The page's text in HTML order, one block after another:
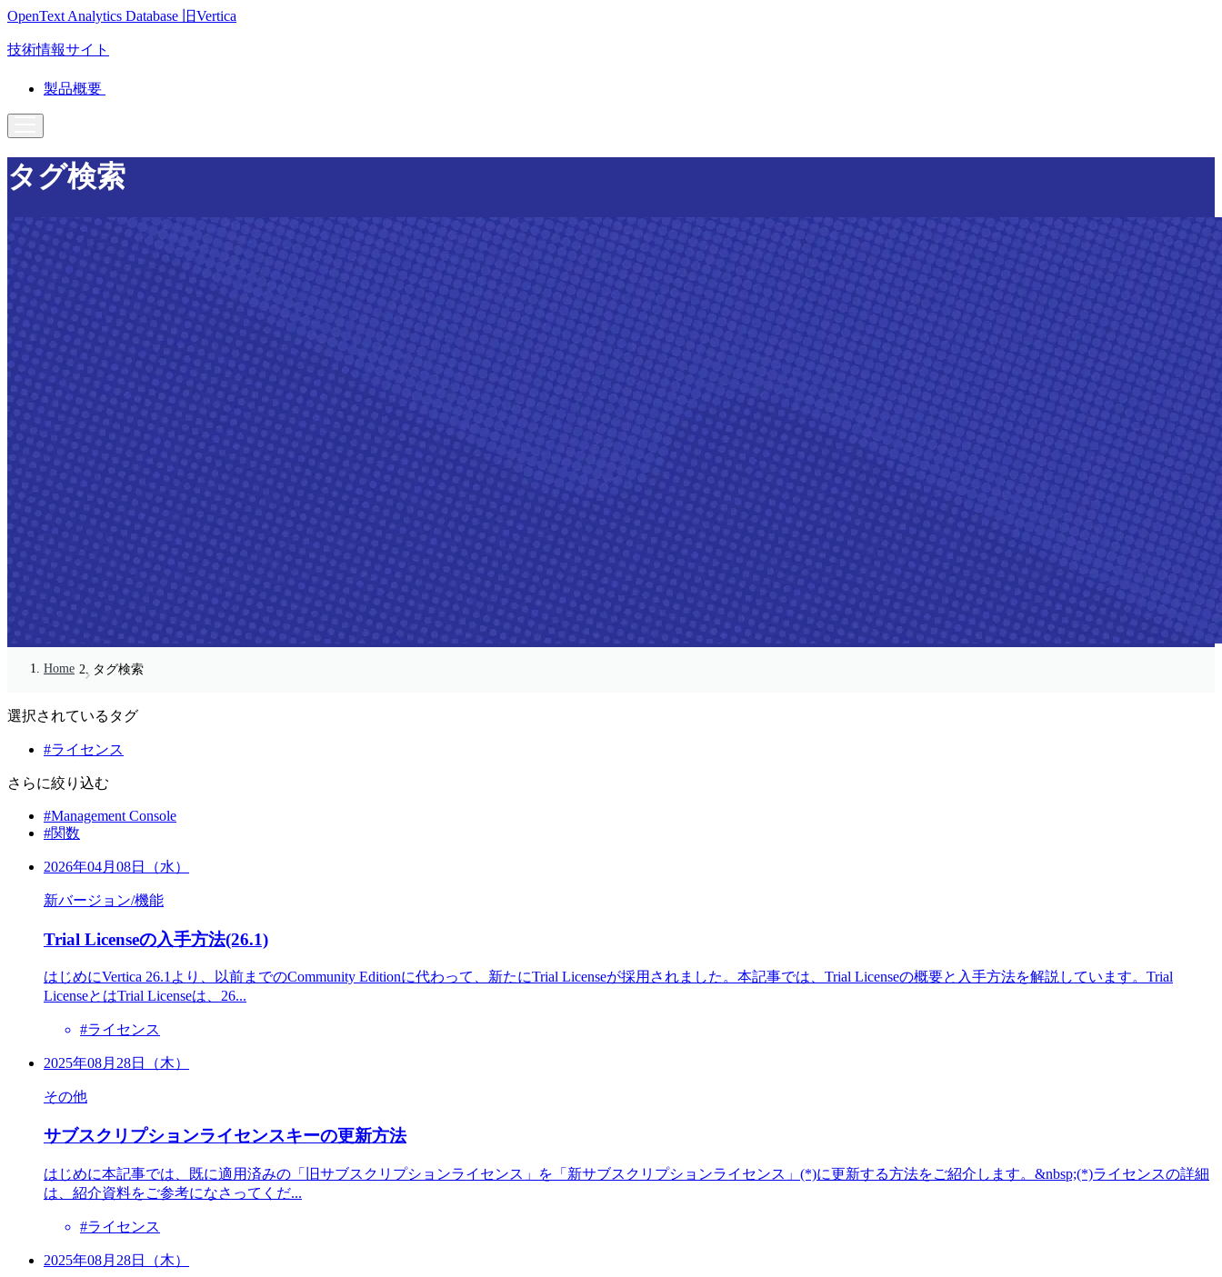
OpenText Analytics Database 旧Vertica
技術情報サイト
製品概要
タグ検索
Home タグ検索
選択されているタグ
#ライセンス
さらに絞り込む
#Management Console
#関数
2026年04月08日（水）
新バージョン/機能
Trial Licenseの入手方法(26.1)
はじめにVertica 26.1より、以前までのCommunity Editionに代わって、新たにTrial Licenseが採用されました。本記事では、Trial Licenseの概要と入手方法を解説しています。Trial
LicenseとはTrial Licenseは、26...
#ライセンス
2025年08月28日（木）
その他
サブスクリプションライセンスキーの更新方法
はじめに本記事では、既に適用済みの「旧サブスクリプションライセンス」を「新サブスクリプションライセンス」(*)に更新する方法をご紹介します。&nbsp;(*)ライセンスの詳細
は、紹介資料をご参考になさってくだ...
#ライセンス
2025年08月28日（木）